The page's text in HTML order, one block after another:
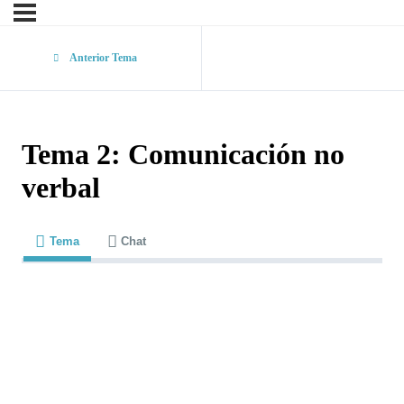
Anterior Tema
Tema 2: Comunicación no
verbal
Tema Chat